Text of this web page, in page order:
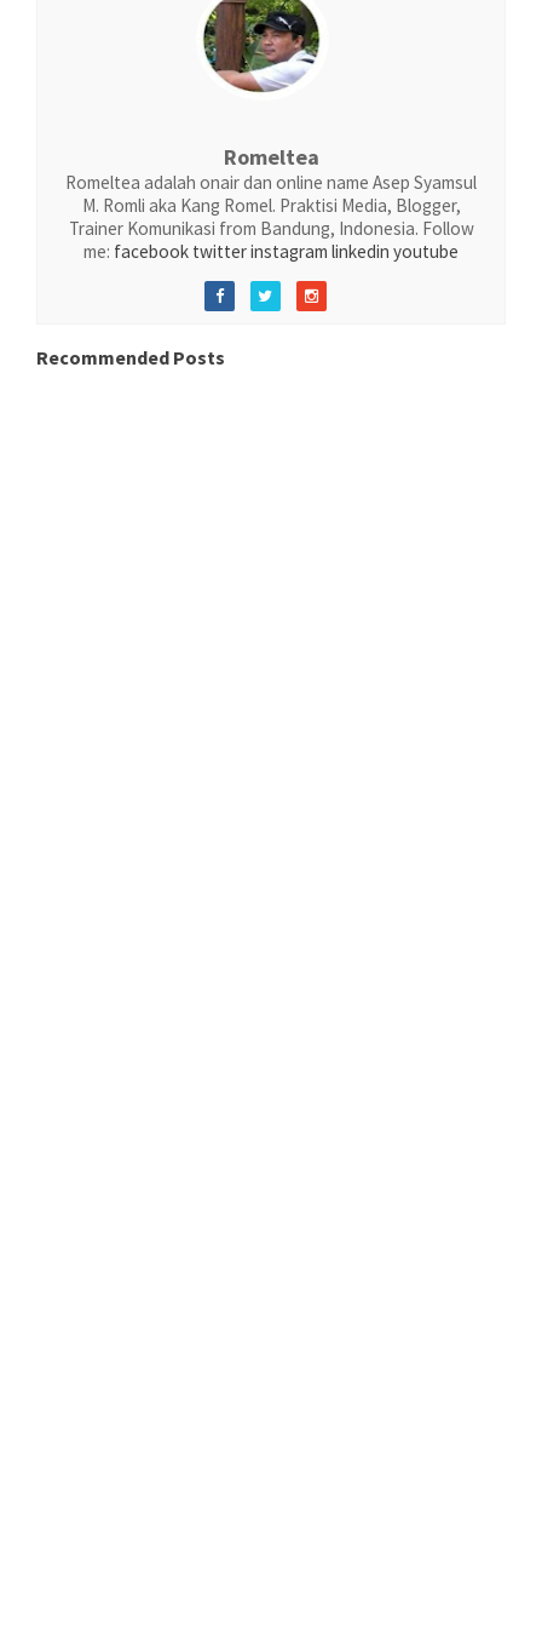
Romeltea
Romeltea adalah onair dan online name Asep Syamsul
M. Romli aka Kang Romel. Praktisi Media, Blogger,
Trainer Komunikasi from Bandung, Indonesia. Follow
me: facebook twitterinstagram linkedin youtube
Recommended Posts